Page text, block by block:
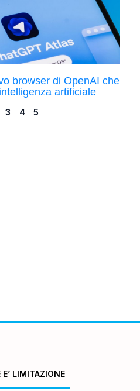
browser di OpenAI che
artificiale
3 4 5
LIMITAZIONE